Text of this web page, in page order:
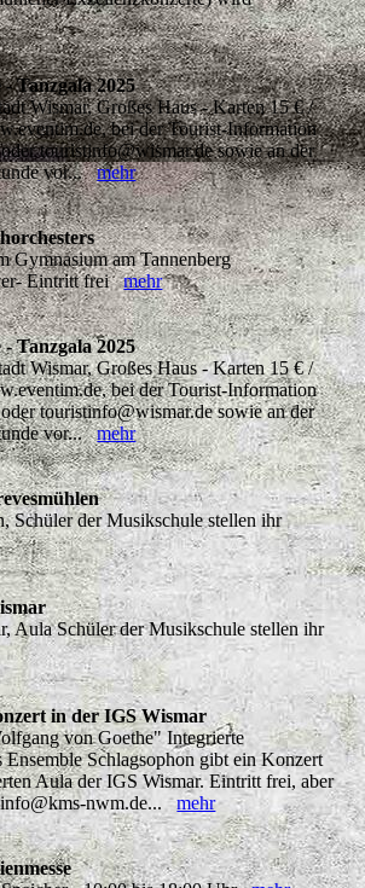
Tanzgala 2025
Wismar, Großes Haus - Karten 15 € /
bei der Tourist-Information
touristinfo@wismar.de sowie an der
vor...mehr
Gymnasium am Tannenberg
Eintritt freimehr
Tanzgala 2025
Wismar, Großes Haus - Karten 15 € /
bei der Tourist-Information
touristinfo@wismar.de sowie an der
vor...mehr
Schüler der Musikschule stellen ihr
Aula Schüler der Musikschule stellen ihr
in der IGS Wismar
von Goethe" Integrierte
Ensemble Schlagsophon gibt ein Konzert
Aula der IGS Wismar. Eintritt frei, aber
info@kms-nwm.de...mehr